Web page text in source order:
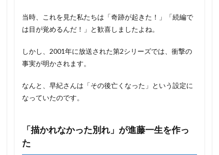
当時、これを見た私たちは「奇跡が起きた！」「続編で
は目が覚めるんだ！」と歓喜しましたよね。
しかし、2001年に放送された第2シリーズでは、衝撃の
事実が明かされます。
なんと、早紀さんは「その後亡くなった」という設定に
なっていたのです。
「描かれなかった別れ」が進藤一生を作っ
た